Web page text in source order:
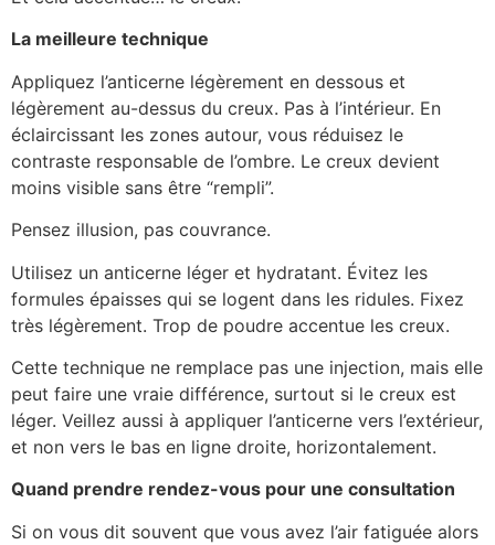
La meilleure technique
Appliquez l’anticerne légèrement en dessous et
légèrement au-dessus du creux. Pas à l’intérieur. En
éclaircissant les zones autour, vous réduisez le
contraste responsable de l’ombre. Le creux devient
moins visible sans être “rempli”.
Pensez illusion, pas couvrance.
Utilisez un anticerne léger et hydratant. Évitez les
formules épaisses qui se logent dans les ridules. Fixez
très légèrement. Trop de poudre accentue les creux.
Cette technique ne remplace pas une injection, mais elle
peut faire une vraie différence, surtout si le creux est
léger. Veillez aussi à appliquer l’anticerne vers l’extérieur,
et non vers le bas en ligne droite, horizontalement.
Quand prendre rendez-vous pour une consultation
Si on vous dit souvent que vous avez l’air fatiguée alors